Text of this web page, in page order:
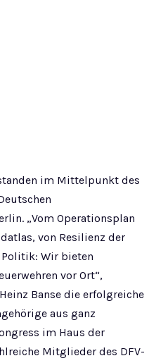
im Mittelpunkt des
„Vom Operationsplan
von Resilienz der
Wir bieten
vor Ort“,
Banse die erfolgreiche
aus ganz
im Haus der
Mitglieder des DFV-